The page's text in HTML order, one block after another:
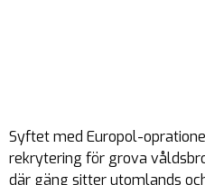
Syftet med Europol-
rekrytering för grova
där gäng sitter utomlands